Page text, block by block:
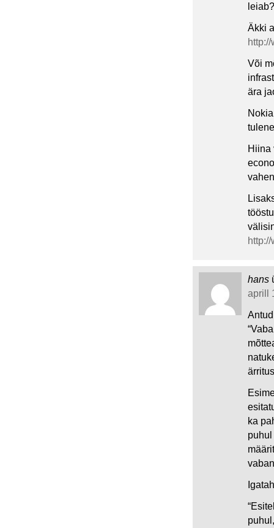
leiab?
Äkki
Või
ära
Hiina
hans
aprill
ka